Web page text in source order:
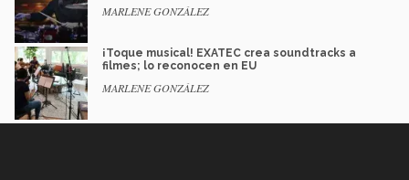
MARLENE GONZÁLEZ
¡Toque musical! EXATEC crea soundtracks a
filmes; lo reconocen en EU
MARLENE GONZÁLEZ